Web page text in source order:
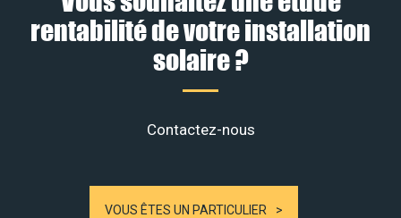
rentabilité de votre installation
solaire ?
Contactez-nous
VOUS ÊTES UN PARTICULIER